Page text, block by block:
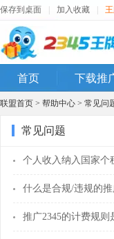
保存到桌面 加入收藏
首页 下载推
联盟首页 > 帮助中心 > 常见问
常见问题
个人收入纳入国家个
什么是合规/违规的推
推广2345的计费规则